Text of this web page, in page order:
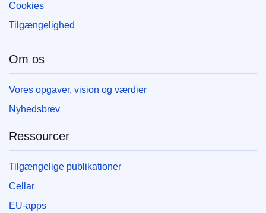
Cookies
Tilgængelighed
Om os
Vores opgaver, vision og værdier
Nyhedsbrev
Ressourcer
Tilgængelige publikationer
Cellar
EU-apps